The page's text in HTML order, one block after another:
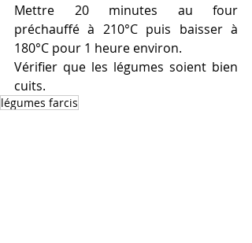
Mettre 20 minutes au four
préchauffé à 210°C puis baisser à
180°C pour 1 heure environ.
Vérifier que les légumes soient bien
cuits.
légumes farcis